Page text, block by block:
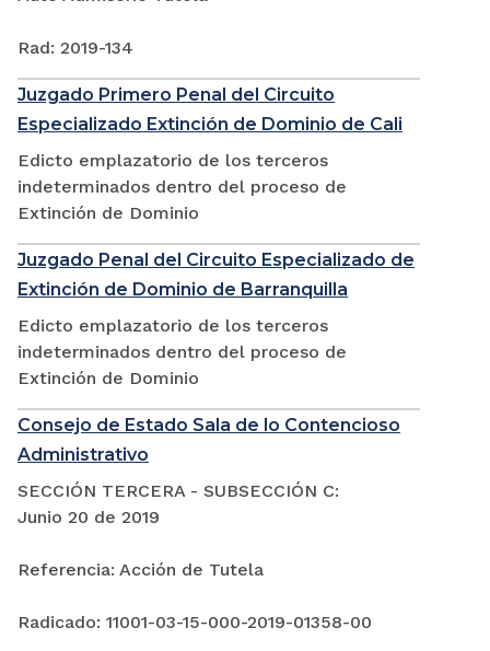
Rad: 2019-134
Juzgado Primero Penal del Circuito
Especializado Extinción de Dominio de Cali
Edicto emplazatorio de los terceros
indeterminados dentro del proceso de
Extinción de Dominio
Juzgado Penal del Circuito Especializado de
Extinción de Dominio de Barranquilla
Edicto emplazatorio de los terceros
indeterminados dentro del proceso de
Extinción de Dominio
Consejo de Estado Sala de lo Contencioso
Administrativo
SECCIÓN TERCERA - SUBSECCIÓN C:
Junio 20 de 2019
Referencia: Acción de Tutela
Radicado: 11001-03-15-000-2019-01358-00